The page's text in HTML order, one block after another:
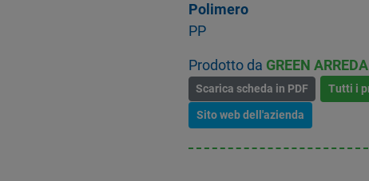
Polimero
PP
Prodotto da GREEN
Scarica scheda in PDF Tutti i
Sito web dell'azienda